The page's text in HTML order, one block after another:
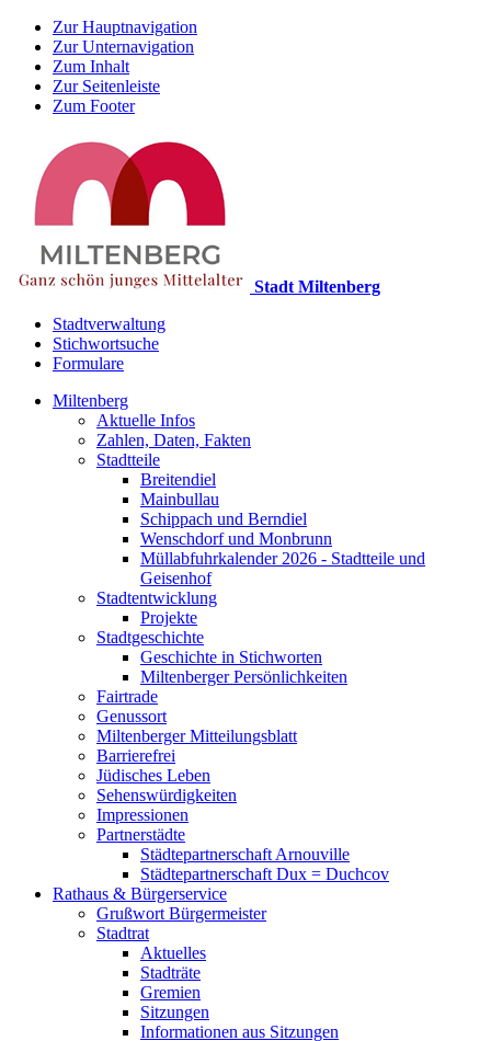
Zur Hauptnavigation
Zur Unternavigation
Zum Inhalt
Zur Seitenleiste
Zum Footer
Stadt Miltenberg
Stadtverwaltung
Stichwortsuche
Formulare
Miltenberg
Aktuelle Infos
Zahlen, Daten, Fakten
Stadtteile
Breitendiel
Mainbullau
Schippach und Berndiel
Wenschdorf und Monbrunn
Müllabfuhrkalender 2026 - Stadtteile und
Geisenhof
Stadtentwicklung
Projekte
Stadtgeschichte
Geschichte in Stichworten
Miltenberger Persönlichkeiten
Fairtrade
Genussort
Miltenberger Mitteilungsblatt
Barrierefrei
Jüdisches Leben
Sehenswürdigkeiten
Impressionen
Partnerstädte
Städtepartnerschaft Arnouville
Städtepartnerschaft Dux = Duchcov
Rathaus & Bürgerservice
Grußwort Bürgermeister
Stadtrat
Aktuelles
Stadträte
Gremien
Sitzungen
Informationen aus Sitzungen